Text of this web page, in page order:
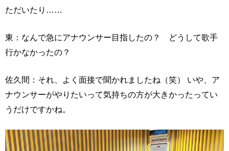
ただいたり……
東：なんで急にアナウンサー目指したの？ どうして歌手
行かなかったの？
佐久間：それ、よく面接で聞かれましたね（笑） いや、ア
ナウンサーがやりたいって気持ちの方が大きかったってい
うだけですかね。